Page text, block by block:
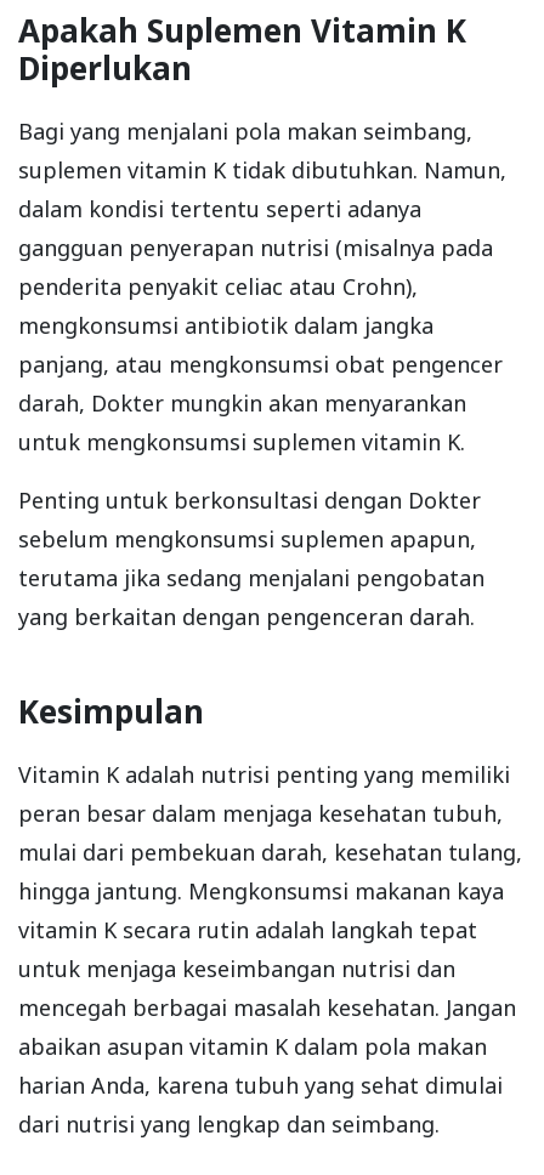
Apakah Suplemen Vitamin K
Diperlukan
Bagi yang menjalani pola makan seimbang,
suplemen vitamin K tidak dibutuhkan. Namun,
dalam kondisi tertentu seperti adanya
gangguan penyerapan nutrisi (misalnya pada
penderita penyakit celiac atau Crohn),
mengkonsumsi antibiotik dalam jangka
panjang, atau mengkonsumsi obat pengencer
darah, Dokter mungkin akan menyarankan
untuk mengkonsumsi suplemen vitamin K.
Penting untuk berkonsultasi dengan Dokter
sebelum mengkonsumsi suplemen apapun,
terutama jika sedang menjalani pengobatan
yang berkaitan dengan pengenceran darah.
Kesimpulan
Vitamin K adalah nutrisi penting yang memiliki
peran besar dalam menjaga kesehatan tubuh,
mulai dari pembekuan darah, kesehatan tulang,
hingga jantung. Mengkonsumsi makanan kaya
vitamin K secara rutin adalah langkah tepat
untuk menjaga keseimbangan nutrisi dan
mencegah berbagai masalah kesehatan. Jangan
abaikan asupan vitamin K dalam pola makan
harian Anda, karena tubuh yang sehat dimulai
dari nutrisi yang lengkap dan seimbang.